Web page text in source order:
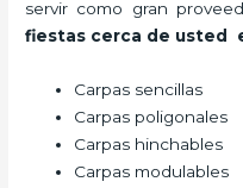
servir como gran
fiestas cerca de usted
Carpas sencillas
Carpas poligonales
Carpas hinchables
Carpas modulables